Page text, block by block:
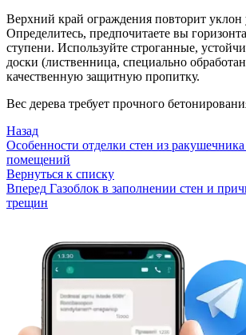
Верхний край ограждения повторит уклон
Определитесь, предпочитаете вы
ступени. Используйте строганные,
доски (лиственница, специально
качественную защитную пропитку.
Вес дерева требует прочного
Назад
Особенности отделки стен из
помещений
Вернуться к списку
Вперед Газоблок в заполнении стен и
трещин